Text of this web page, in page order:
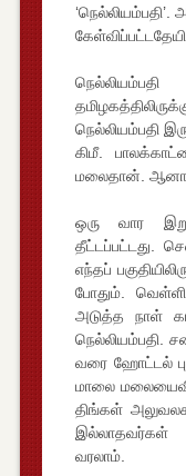
நெல்லியம்பதி
கிமீ.
மலைதான்.
ஒரு வார
தீட்டப்பட்டது.
எந்தப்
போதும்.
அடுத்த நாள்
நெல்லியம்பதி.
வரை ஹோட்டல்
மாலை
திங்கள்
இல்லாதவர்கள்
வரலாம்.